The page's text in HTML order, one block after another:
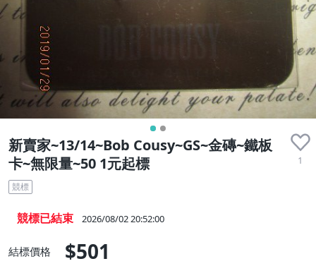
新賣家~13/14~Bob Cousy~GS~金磚~鐵板
卡~無限量~50 1元起標
1
競標
競標已結束 2026/08/02 20:52:00
結標價格 $501